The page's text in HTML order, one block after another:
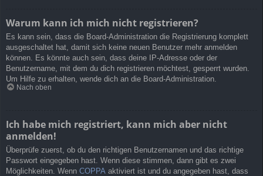
Warum kann ich mich nicht registrieren?
Es kann sein, dass die Board-Administration die Registrierung komplett
ausgeschaltet hat, damit sich keine neuen Benutzer mehr anmelden
können. Es könnte auch sein, dass deine IP-Adresse oder der
Benutzername, mit dem du dich registrieren möchtest, gesperrt wurden.
Um Hilfe zu erhalten, wende dich an die Board-Administration.
Nach oben
Ich habe mich registriert, kann mich aber nicht
anmelden!
Überprüfe zuerst, ob du den richtigen Benutzernamen und das richtige
Passwort eingegeben hast. Wenn diese stimmen, dann gibt es zwei
Möglichkeiten. Wenn COPPA aktiviert ist und du angegeben hast, dass